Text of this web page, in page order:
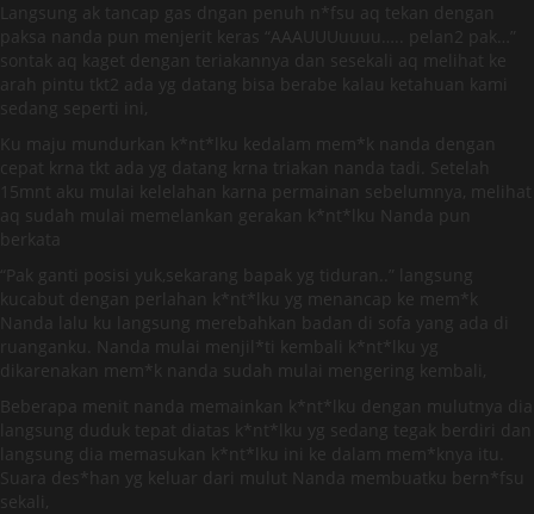
Langsung ak tancap gas dngan penuh n*fsu aq tekan dengan
paksa nanda pun menjerit keras “AAAUUUuuuu….. pelan2 pak…”
sontak aq kaget dengan teriakannya dan sesekali aq melihat ke
arah pintu tkt2 ada yg datang bisa berabe kalau ketahuan kami
sedang seperti ini,
Ku maju mundurkan k*nt*lku kedalam mem*k nanda dengan
cepat krna tkt ada yg datang krna triakan nanda tadi. Setelah
15mnt aku mulai kelelahan karna permainan sebelumnya, melihat
aq sudah mulai memelankan gerakan k*nt*lku Nanda pun
berkata
“Pak ganti posisi yuk,sekarang bapak yg tiduran..” langsung
kucabut dengan perlahan k*nt*lku yg menancap ke mem*k
Nanda lalu ku langsung merebahkan badan di sofa yang ada di
ruanganku. Nanda mulai menjil*ti kembali k*nt*lku yg
dikarenakan mem*k nanda sudah mulai mengering kembali,
Beberapa menit nanda memainkan k*nt*lku dengan mulutnya dia
langsung duduk tepat diatas k*nt*lku yg sedang tegak berdiri dan
langsung dia memasukan k*nt*lku ini ke dalam mem*knya itu.
Suara des*han yg keluar dari mulut Nanda membuatku bern*fsu
sekali,